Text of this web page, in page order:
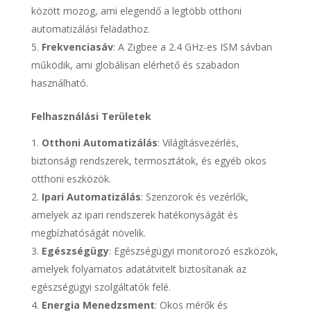
között mozog, ami elegendő a legtöbb otthoni
automatizálási feladathoz.
Frekvenciasáv: A Zigbee a 2.4 GHz-es ISM sávban
működik, ami globálisan elérhető és szabadon
használható.
Felhasználási Területek
Otthoni Automatizálás: Világításvezérlés,
biztonsági rendszerek, termosztátok, és egyéb okos
otthoni eszközök.
Ipari Automatizálás: Szenzorok és vezérlők,
amelyek az ipari rendszerek hatékonyságát és
megbízhatóságát növelik.
Egészségügy: Egészségügyi monitorozó eszközök,
amelyek folyamatos adatátvitelt biztosítanak az
egészségügyi szolgáltatók felé.
Energia Menedzsment: Okos mérők és